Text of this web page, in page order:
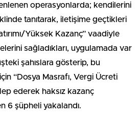
operasyonlarda; kendilerini
tanıtarak, iletişime geçtikleri
Yüksek Kazanç” vaadiyle
sağladıkları, uygulamada var
şahıslara gösterip, bu
“Dosya Masrafı, Vergi Ücreti
ederek haksız kazanç
6 şüpheli yakalandı.